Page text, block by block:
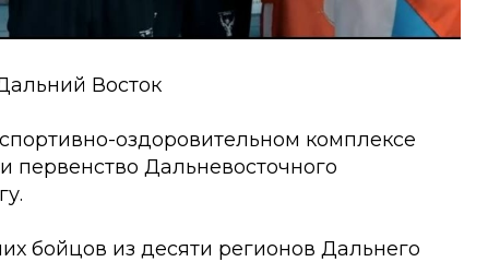
Восток
оздоровительном комплексе
первенство Дальневосточного
бойцов из десяти регионов Дальнего